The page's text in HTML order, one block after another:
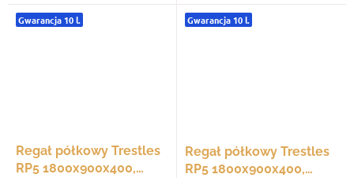
Gwarancja 10 l.
Regał półkowy Trestles
RP5 1800x900x400,
Gwarancja 10 l.
Regał półkowy Trestles
RP5 1800x900x400,